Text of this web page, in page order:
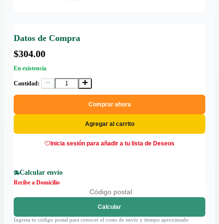
Datos de Compra
$304.00
En existencia
Cantidad:
Comprar ahora
Agregar al carrito
Inicia sesión para añadir a tu lista de Deseos
Calcular envío
Recibe a Domicilio
Calcular
Ingresa tu código postal para conocer el costo de envío y tiempo aproximado